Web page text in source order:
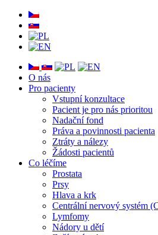
O nás
Pro pacienty
Vstupní konzultace
Pacient je pro nás prioritou
Nadační fond
Práva a povinnosti pacienta
Ztráty a nálezy
Žádosti pacientů
Co léčíme
Prostata
Prsy
Hlava a krk
Centrální nervový systém
Lymfomy
Nádory u dětí